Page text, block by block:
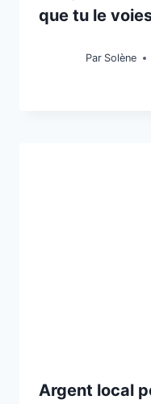
que tu le
Par Solène
Argent local